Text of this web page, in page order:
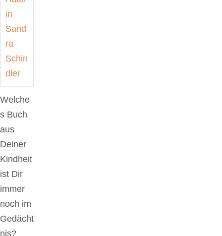
Welche
s Buch
aus
Deiner
Kindheit
ist Dir
immer
noch im
Gedächt
nis?